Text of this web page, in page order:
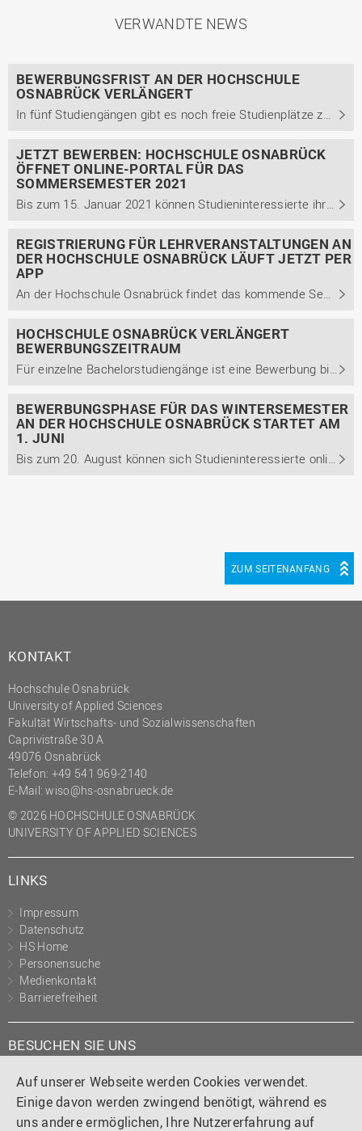
Auf unserer Webseite werden Cookies verwendet.
Einige davon werden zwingend benötigt, während es
uns andere ermöglichen, Ihre Nutzererfahrung auf
VERWANDTE NEWS
BEWERBUNGSFRIST AN DER HOCHSCHULE
OSNABRÜCK VERLÄNGERT
In fünf Studiengängen gibt es noch freie Studienplätze zum Sommersemester 2021, das am 22. März 2021 startet.
JETZT BEWERBEN: HOCHSCHULE OSNABRÜCK
ÖFFNET ONLINE-PORTAL FÜR DAS
SOMMERSEMESTER 2021
Bis zum 15. Januar 2021 können Studieninteressierte ihre Bewerbungen einreichen.
REGISTRIERUNG FÜR LEHRVERANSTALTUNGEN AN
DER HOCHSCHULE OSNABRÜCK LÄUFT JETZT PER
APP
An der Hochschule Osnabrück findet das kommende Semester aufgrund der Corona-Pandemie in einem Mix aus Online-Lehre und Präsenzveranstaltungen statt. Um dies zu ermöglichen, hat die Hochschule unter anderem eine App entwickelt, mit der Studierende per Scan eines QR-Codes in den Räumen ihre ...
HOCHSCHULE OSNABRÜCK VERLÄNGERT
BEWERBUNGSZEITRAUM
Für einzelne Bachelorstudiengänge ist eine Bewerbung bis zum 20. September möglich. Für das Wintersemester 2020/21 plant die Hochschule einen Mix aus Präsenz- und Online-Lehre.
BEWERBUNGSPHASE FÜR DAS WINTERSEMESTER
AN DER HOCHSCHULE OSNABRÜCK STARTET AM
1. JUNI
Bis zum 20. August können sich Studieninteressierte online für ein Studium an der Hochschule bewerben.
ZUM SEITENANFANG
KONTAKT
Hochschule Osnabrück
University of Applied Sciences
Fakultät Wirtschafts- und Sozialwissenschaften
Caprivistraße 30 A
49076 Osnabrück
Telefon: +49 541 969-2140
E-Mail:wiso@hs-osnabrueck.de
© 2026 HOCHSCHULE OSNABRÜCK
UNIVERSITY OF APPLIED SCIENCES
LINKS
Impressum
Datenschutz
HS Home
Personensuche
Medienkontakt
Barrierefreiheit
BESUCHEN SIE UNS
Instagram
TiktokLinkedIn
YouTube
Facebook